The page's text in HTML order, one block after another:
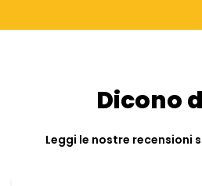
Dicono
Leggi le nostre recensioni